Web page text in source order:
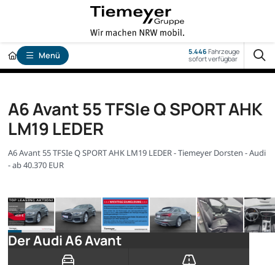
Menü 5.446Fahrzeuge
sofort verfügbar
A6 Avant 55 TFSIe Q SPORT AHK
LM19 LEDER
A6 Avant 55 TFSIe Q SPORT AHK LM19 LEDER - Tiemeyer Dorsten - Audi
- ab 40.370 EUR
Der Audi A6 Avant